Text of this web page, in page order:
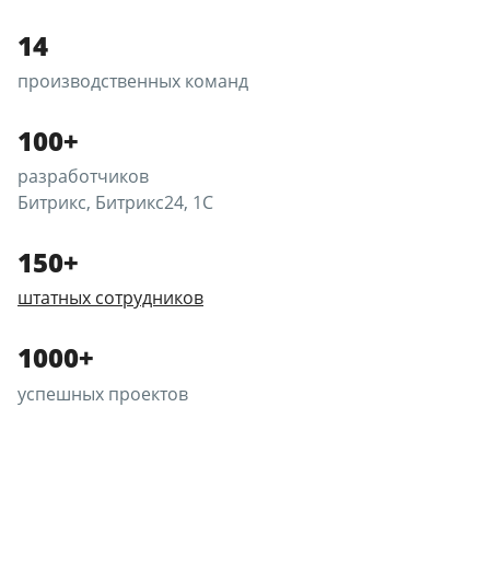
14
производственных команд
100+
разработчиков
Битрикс, Битрикс24, 1С
150+
штатных сотрудников
1000+
успешных проектов